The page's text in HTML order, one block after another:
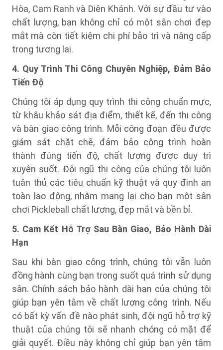
Hòa, Cam Ranh và Diên Khánh. Với sự đầu tư vào
chất lượng, bạn không chỉ có một sân chơi đẹp
mắt mà còn tiết kiệm chi phí bảo trì và nâng cấp
trong tương lai.
4. Quy Trình Thi Công Chuyên Nghiệp, Đảm Bảo
Tiến Độ
Chúng tôi áp dụng quy trình thi công chuẩn mực,
từ khâu khảo sát địa điểm, thiết kế, đến thi công
và bàn giao công trình. Mỗi công đoạn đều được
giám sát chặt chẽ, đảm bảo công trình hoàn
thành đúng tiến độ, chất lượng được duy trì
xuyên suốt. Đội ngũ thi công của chúng tôi luôn
tuân thủ các tiêu chuẩn kỹ thuật và quy định an
toàn lao động, nhằm mang lại cho bạn một sân
chơi Pickleball chất lượng, đẹp mắt và bền bỉ.
5. Cam Kết Hỗ Trợ Sau Bàn Giao, Bảo Hành Dài
Hạn
Sau khi bàn giao công trình, chúng tôi vẫn luôn
đồng hành cùng bạn trong suốt quá trình sử dụng
sân. Chính sách bảo hành dài hạn của chúng tôi
giúp bạn yên tâm về chất lượng công trình. Nếu
có bất kỳ vấn đề nào phát sinh, đội ngũ hỗ trợ kỹ
thuật của chúng tôi sẽ nhanh chóng có mặt để
giải quyết. Điều này không chỉ giúp bạn yên tâm